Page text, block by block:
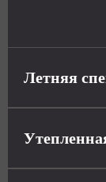
Летняя